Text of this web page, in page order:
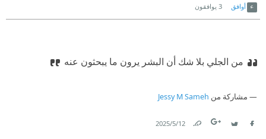
أوافق 3 يوافقون
من الجلي بلا شك أن البشر يرون ما يبحثون عنه
مشاركة من Jessy M Sameh
12‏/5‏/2025